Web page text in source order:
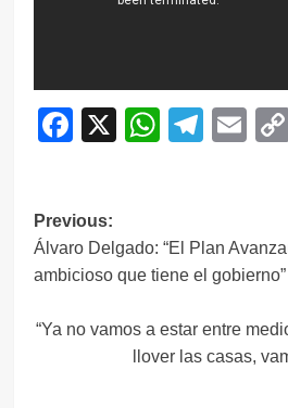
Facebook
X
Navegación
de
entradas
Previous:
Álvaro Delgado: “El Plan
ambicioso que tiene el gobierno”
“Ya no vamos a estar entre
llover las casas,